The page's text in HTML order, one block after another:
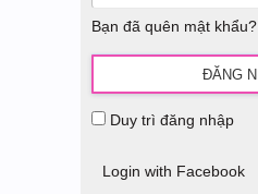
Bạn đã quên mật khẩu?
Duy trì đăng nhập
Login with Facebook